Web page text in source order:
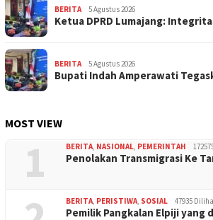
BERITA 5 Agustus 2026
Ketua DPRD Lumajang:
BERITA 5 Agustus 2026
Bupati Indah Amperawati
MOST VIEW
1 BERITA NASIONAL PEMERINTAH
Penolakan Transmigrasi Ke
BERITA PERISTIWA SOSIAL 47935
Pemilik Pangkalan Elpiji yang